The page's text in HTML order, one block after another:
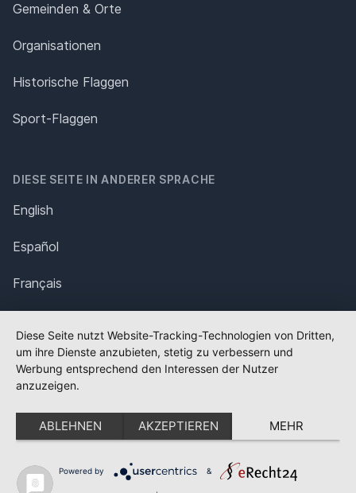
Gemeinden & Orte
Organisationen
Historische Flaggen
Sport-Flaggen
DIESE SEITE IN ANDERER SPRACHE
English
Español
Français
Polska
Português
Nederlands
Svenska
Diese Seite nutzt Website-Tracking-Technologien von Dritten,
um ihre Dienste anzubieten, stetig zu verbessern und
Werbung entsprechend den Interessen der Nutzer
anzuzeigen.
ABLEHNEN AKZEPTIEREN MEHR
Powered by &